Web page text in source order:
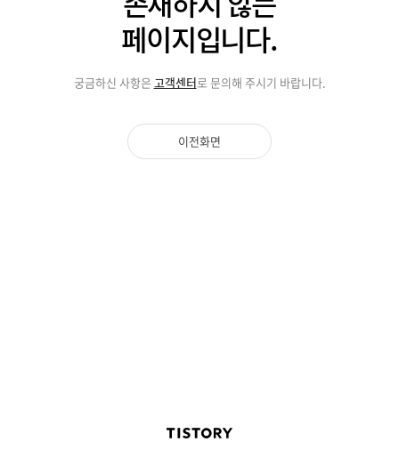
페이지입니다.
궁금하신 사항은 고객센터로 문의해 주시기 바랍니다.
이전화면